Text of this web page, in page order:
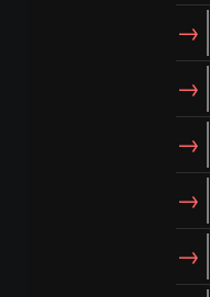
→
→
→
→
→